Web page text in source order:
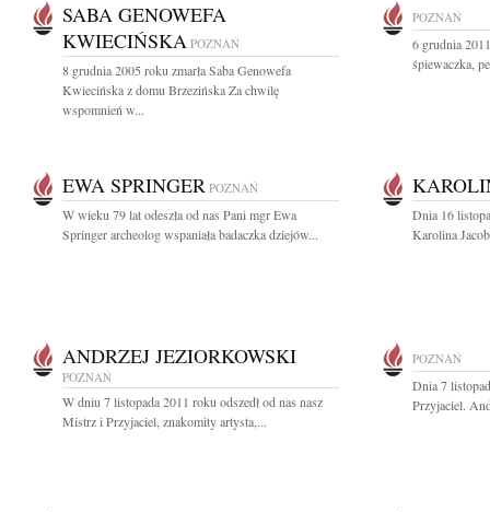
SABA GENOWEFA
KWIECIŃSKA POZNAŃ
8 grudnia 2005 roku zmarła Saba Genowefa
Kwiecińska z domu Brzezińska Za chwilę
wspomnień w...
POZNAŃ
6 grudnia
śpiewaczka,
EWA SPRINGER POZNAŃ
W wieku 79 lat odeszła od nas Pani mgr Ewa
Springer archeolog wspaniała badaczka dziejów...
Dnia 16
Karolina
ANDRZEJ JEZIORKOWSKI
POZNAŃ
W dniu 7 listopada 2011 roku odszedł od nas nasz
Mistrz i Przyjaciel, znakomity artysta,...
POZNAŃ
Dnia 7
Przyjaciel.